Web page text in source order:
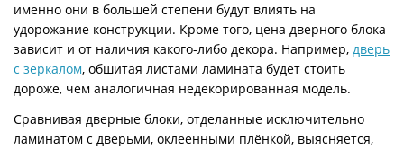
именно они в большей степени будут влиять на
удорожание конструкции. Кроме того, цена дверного блока
зависит и от наличия какого-либо декора. Например, дверь
с зеркалом, обшитая листами ламината будет стоить
дороже, чем аналогичная недекорированная модель.
Сравнивая дверные блоки, отделанные исключительно
ламинатом с дверьми, оклеенными плёнкой, выясняется,